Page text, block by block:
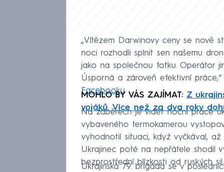
„Vítězem Darwinovy ceny se nově
noci rozhodli splnit sen našemu
jako na společnou fotku. Operátor
Úsporná a zároveň efektivní
Facebooku.
MOHLO BY VÁS ZAJÍMAT: Z
vojáků. Více než za dva roky
Na záběrech je vidět noční práce
vybaveného termokamerou
vyhodnotil situaci, když vyčkával,
Ukrajinec poté na nepřátele shodil
bezprostřední blízkosti od ruských sil.
Ukrajinská 79. brigáda se v